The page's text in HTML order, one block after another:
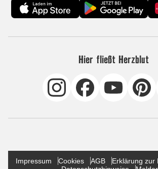
Hier fließt Herzblut
Impressum Cookies AGB
Erklärung zur